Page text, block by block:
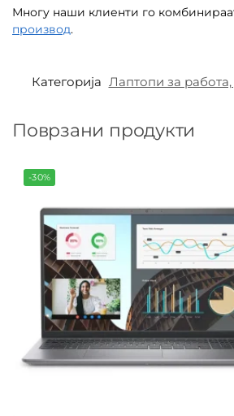
Многу наши клиенти го
производ.
Категорија Лаптопи за
Поврзани продукти
-30%